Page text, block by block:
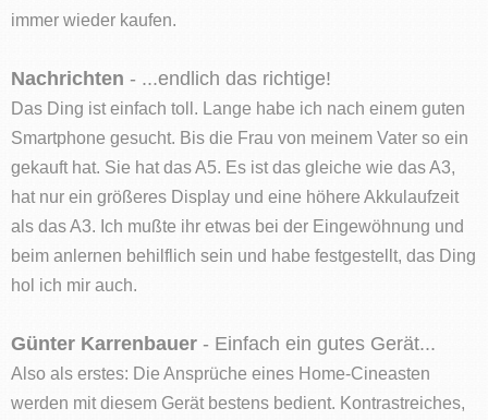
immer wieder kaufen.
Nachrichten - ...endlich das richtige!
Das Ding ist einfach toll. Lange habe ich nach einem guten
Smartphone gesucht. Bis die Frau von meinem Vater so ein
gekauft hat. Sie hat das A5. Es ist das gleiche wie das A3,
hat nur ein größeres Display und eine höhere Akkulaufzeit
als das A3. Ich mußte ihr etwas bei der Eingewöhnung und
beim anlernen behilflich sein und habe festgestellt, das Ding
hol ich mir auch.
Günter Karrenbauer - Einfach ein gutes Gerät...
Also als erstes: Die Ansprüche eines Home-Cineasten
werden mit diesem Gerät bestens bedient. Kontrastreiches,